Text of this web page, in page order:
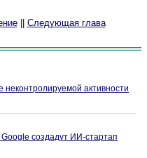
|| Следующая глава
активности
создадут ИИ-стартап